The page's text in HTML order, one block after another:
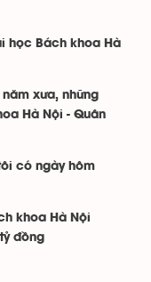
học Bách khoa Hà
năm xưa, những
Hà Nội - Quân
có ngày hôm
khoa Hà Nội
đồng